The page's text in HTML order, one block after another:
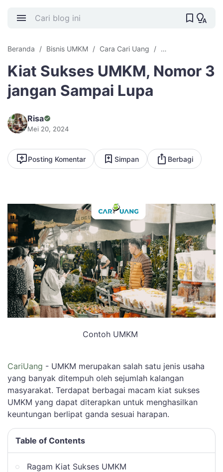
Beranda Bisnis UMKM Cara Cari Uang Cari Uang Offline
Kiat Sukses UMKM, Nomor 3
jangan Sampai Lupa
Risa
Mei 20, 2024
Posting Komentar Simpan Berbagi
Contoh UMKM
CariUang - UMKM merupakan salah satu jenis usaha
yang banyak ditempuh oleh sejumlah kalangan
masyarakat. Terdapat berbagai macam kiat sukses
UMKM yang dapat diterapkan untuk menghasilkan
keuntungan berlipat ganda sesuai harapan.
Table of Contents
Ragam Kiat Sukses UMKM